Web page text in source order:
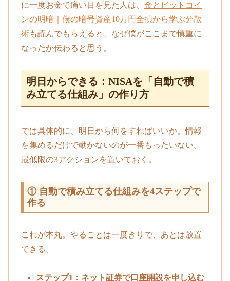
に一度お金で痛い目を見た人は、 金とビットコイ
ンの明暗｜僕の暗号資産10万円全損から学ぶ分散
術も読んでもらえると、なぜ僕がここまで慎重に
なったか伝わると思う。
明日からできる：NISAを「自動で積
み立てる仕組み」の作り方
では具体的に、明日から何をすればいいか。情報
を集めるだけで動かないのが一番もったいない。
最低限の3アクションを置いておく。
① 自動で積み立てる仕組みを4ステップで
作る
これが本丸。やることは一度きりで、あとは放置
できる。
ステップ1：ネット証券で口座開設を申し込む